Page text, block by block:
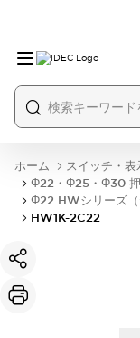
ホーム スイッチ・表
Φ22・Φ25・Φ30 押
Φ22 HWシリーズ
HW1K-2C22